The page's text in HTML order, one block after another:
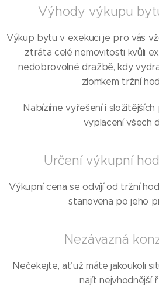
Výhody výkupu
Výkup bytu v exekuci je pro vás
ztráta celé nemovitosti kvůli
nedobrovolné dražbě, kdy
zlomkem tržní
Nabízíme vyřešení i
vyplacení všech
Určení výkupní
Výkupní cena se odvíjí od tržní
stanovena po jeho
Nezávazná
Nečekejte, ať už máte jakoukoli
najít nejvhodnější